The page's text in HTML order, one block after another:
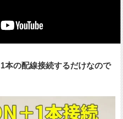
本の配線接続するだけなので